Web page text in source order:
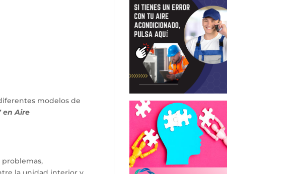
modelos de
en Aire